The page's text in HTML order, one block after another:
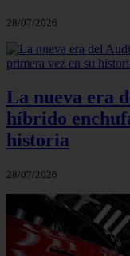
28/07/2026
La nueva era
híbrido
historia
28/07/2026